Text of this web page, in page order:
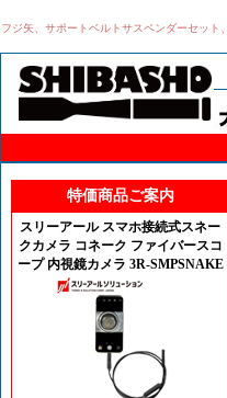
フジ矢、サポートベルトサスペンダーセッ
特価商品ご案内
スリーアール スマホ接続式スネー
クカメラ コネーク ファイバースコ
ープ 内視鏡カメラ 3R-SMPSNAKE